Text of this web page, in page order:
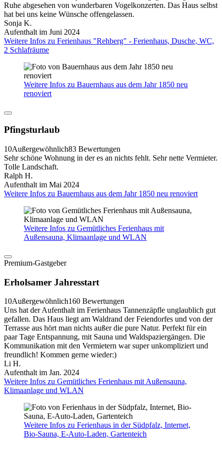
Ruhe abgesehen von wunderbaren Vogelkonzerten. Das Haus selbst
hat bei uns keine Wünsche offengelassen.
Sonja K.
Aufenthalt im Juni 2024
Weitere Infos zu Ferienhaus "Rehberg" - Ferienhaus, Dusche, WC,
2 Schlafräume
Weitere Infos zu Bauernhaus aus dem Jahr 1850 neu
renoviert
Pfingsturlaub
10Außergewöhnlich83 Bewertungen
Sehr schöne Wohnung in der es an nichts fehlt. Sehr nette Vermieter.
Tolle Landschaft.
Ralph H.
Aufenthalt im Mai 2024
Weitere Infos zu Bauernhaus aus dem Jahr 1850 neu renoviert
Weitere Infos zu Gemütliches Ferienhaus mit
Außensauna, Klimaanlage und WLAN
Premium-Gastgeber
Erholsamer Jahresstart
10Außergewöhnlich160 Bewertungen
Uns hat der Aufenthalt im Ferienhaus Tannenzäpfle unglaublich gut
gefallen. Das Haus liegt am Waldrand der Feiendorfes und von der
Terrasse aus hört man nichts außer die pure Natur. Perfekt für ein
paar Tage Entspannung, mit Sauna und Waldspaziergängen. Die
Kommunikation mit den Vermietern war super unkompliziert und
freundlich! Kommen gerne wieder:)
Li H.
Aufenthalt im Jan. 2024
Weitere Infos zu Gemütliches Ferienhaus mit Außensauna,
Klimaanlage und WLAN
Weitere Infos zu Ferienhaus in der Südpfalz, Internet,
Bio-Sauna, E-Auto-Laden, Gartenteich